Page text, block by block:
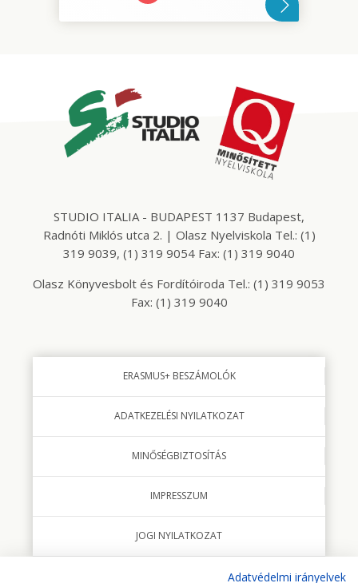
STUDIO ITALIA - BUDAPEST 1137 Budapest,
Radnóti Miklós utca 2. | Olasz Nyelviskola Tel.: (1)
319 9039, (1) 319 9054 Fax: (1) 319 9040
Olasz Könyvesbolt és Fordítóiroda Tel.: (1) 319 9053
Fax: (1) 319 9040
ERASMUS+ BESZÁMOLÓK
ADATKEZELÉSI NYILATKOZAT
MINŐSÉGBIZTOSÍTÁS
IMPRESSZUM
JOGI NYILATKOZAT
Adatvédelmi irányelvek